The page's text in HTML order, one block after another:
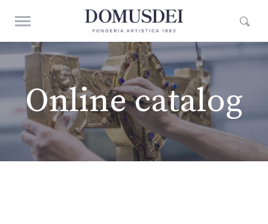
Online catalog